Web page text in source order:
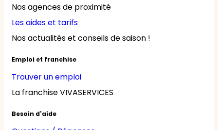
Nos agences de proximité
Les aides et tarifs
Nos actualités et conseils de saison !
Emploi et franchise
Trouver un emploi
La franchise VIVASERVICES
Besoin d'aide